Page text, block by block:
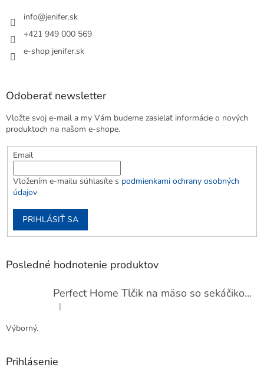
info@jenifer.sk
+421 949 000 569
e-shop jenifer.sk
Odoberať newsletter
Vložte svoj e-mail a my Vám budeme zasielať informácie o nových
produktoch na našom e-shope.
Email
Vložením e-mailu súhlasíte s podmienkami ochrany osobných
údajov
PRIHLÁSIŤ SA
Posledné hodnotenie produktov
Perfect Home Tĺčik na mäso so sekáčikom, 56893
Hodnotenie produktu je 5 z 5 hviezdičiek.
|
Výborný.
Prihlásenie